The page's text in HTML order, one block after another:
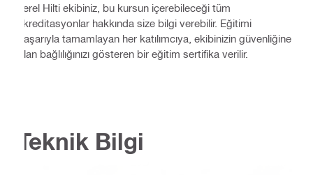
Yerel Hilti ekibiniz, bu kursun içerebileceği tüm
akreditasyonlar hakkında size bilgi verebilir. Eğitimi
başarıyla tamamlayan her katılımcıya, ekibinizin güvenliğine
olan bağlılığınızı gösteren bir eğitim sertifika verilir.
Teknik Bilgi